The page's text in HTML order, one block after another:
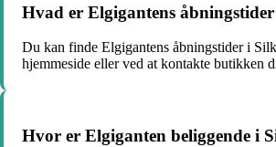
Hvad er Elgigantens
Du kan finde Elgigantens åbningstider i
hjemmeside eller ved at kontakte butikken
Hvor er Elgiganten beliggende i